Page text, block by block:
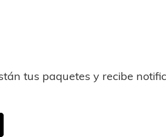
tus paquetes y recibe